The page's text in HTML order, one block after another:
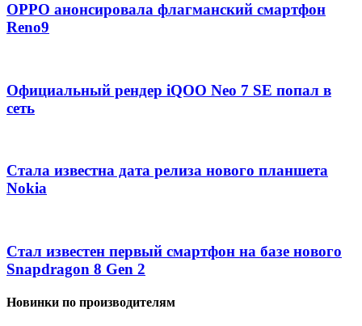
OPPO анонсировала флагманский смартфон
Reno9
Официальный рендер iQOO Neo 7 SE попал в
сеть
Стала известна дата релиза нового планшета
Nokia
Стал известен первый смартфон на базе нового
Snapdragon 8 Gen 2
Новинки по производителям